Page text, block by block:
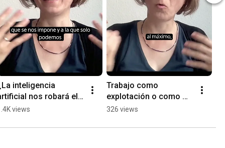
inteligencia
nos robará el
views
Trabajo como
explotación o como
contribución social
326 views